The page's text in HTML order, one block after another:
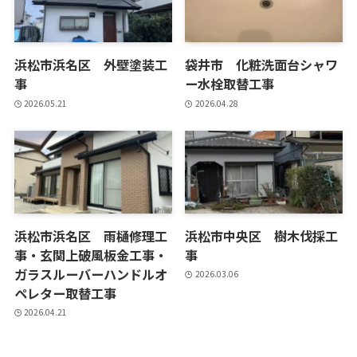
浜松市浜名区 外壁塗装工
事
2026.05.21
袋井市 化粧洗面台シャワ
ー水栓取替工事
2026.04.28
浜松市浜名区 雨樋修理工
事・玄関上破風板金工事・
ガラスルーバーハンドルオ
ペレター取替工事
2026.04.21
浜松市中央区 樹木伐採工
事
2026.03.06